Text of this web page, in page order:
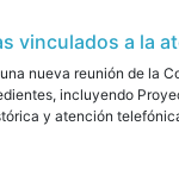
vinculados a la
nueva reunión de la
incluyendo
y atención